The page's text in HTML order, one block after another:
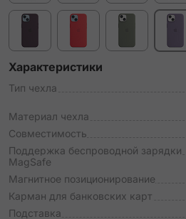
Характеристики
Тип чехла
Материал чехла
Совместимость
Поддержка беспроводной зарядки
MagSafe
Магнитное позиционирование
Карман для банковских карт
Подставка